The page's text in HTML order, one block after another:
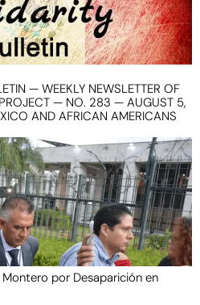
— WEEKLY NEWSLETTER OF
— NO. 283 — AUGUST 5,
AND AFRICAN AMERICANS
por Desaparición en